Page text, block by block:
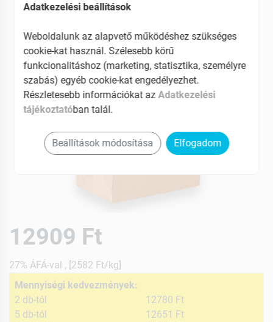
12909 Ft
27% ÁFÁ-val , [2582 Ft/kg]
Mennyiségi kedvezmények:
2 db-tól
12780 Ft
5 db-tól
12651 Ft
Adatkezelési beállítások
Weboldalunk az alapvető működéshez szükséges
cookie-kat használ. Szélesebb körű
funkcionalitáshoz (marketing, statisztika, személyre
szabás) egyéb cookie-kat engedélyezhet.
Részletesebb információkat az Adatkezelési
tájékoztatóban talál.
Beállítások módosítása Elfogadom